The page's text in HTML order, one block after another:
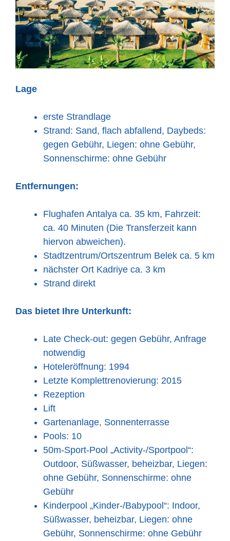
Lage
erste Strandlage
Strand: Sand, flach abfallend, Daybeds:
gegen Gebühr, Liegen: ohne Gebühr,
Sonnenschirme: ohne Gebühr
Entfernungen:
Flughafen Antalya ca. 35 km, Fahrzeit:
ca. 40 Minuten (Die Transferzeit kann
hiervon abweichen).
Stadtzentrum/Ortszentrum Belek ca. 5 km
nächster Ort Kadriye ca. 3 km
Strand direkt
Das bietet Ihre Unterkunft:
Late Check-out: gegen Gebühr, Anfrage
notwendig
Hoteleröffnung: 1994
Letzte Komplettrenovierung: 2015
Rezeption
Lift
Gartenanlage, Sonnenterrasse
Pools: 10
50m-Sport-Pool „Activity-/Sportpool“:
Outdoor, Süßwasser, beheizbar, Liegen:
ohne Gebühr, Sonnenschirme: ohne
Gebühr
Kinderpool „Kinder-/Babypool“: Indoor,
Süßwasser, beheizbar, Liegen: ohne
Gebühr, Sonnenschirme: ohne Gebühr